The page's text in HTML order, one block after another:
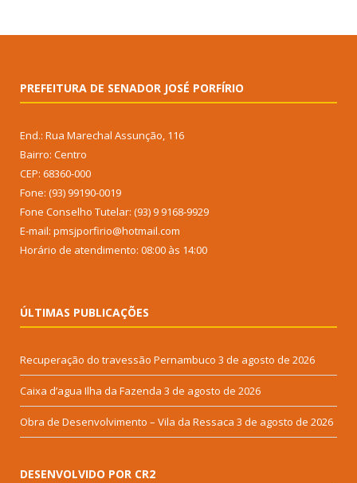
PREFEITURA DE SENADOR JOSÉ PORFÍRIO
End.: Rua Marechal Assunção, 116
Bairro: Centro
CEP: 68360-000
Fone: (93) 99190-0019
Fone Conselho Tutelar: (93) 9 9168-9929
E-mail: pmsjporfirio@hotmail.com
Horário de atendimento: 08:00 às 14:00
ÚLTIMAS PUBLICAÇÕES
Recuperação do travessão Pernambuco 3 de agosto de 2026
Caixa d’agua Ilha da Fazenda 3 de agosto de 2026
Obra de Desenvolvimento – Vila da Ressaca 3 de agosto de 2026
DESENVOLVIDO POR CR2